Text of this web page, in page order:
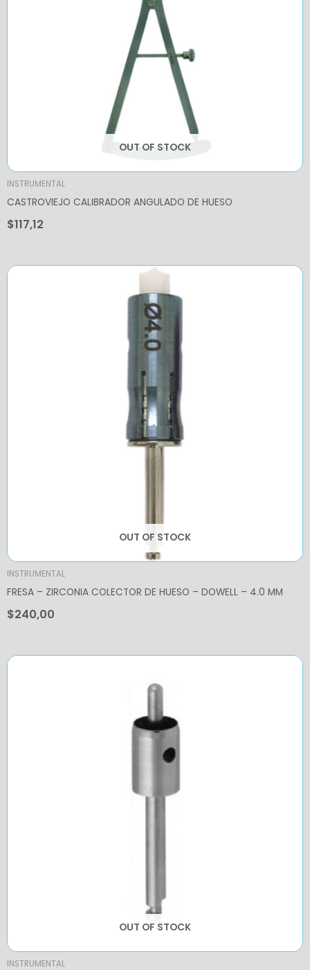
OUT OF STOCK
INSTRUMENTAL
CASTROVIEJO CALIBRADOR ANGULADO DE HUESO
$117,12
OUT OF STOCK
INSTRUMENTAL
FRESA – ZIRCONIA COLECTOR DE HUESO – DOWELL – 4.0 MM
$240,00
OUT OF STOCK
INSTRUMENTAL